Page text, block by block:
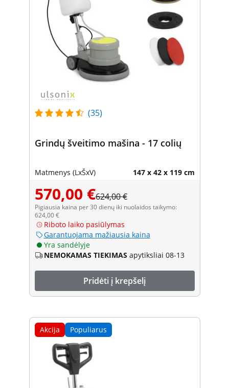
(35)
Grindų šveitimo mašina - 17 colių
Matmenys (LxŠxV) 147 x 42 x 119 cm
570,00 €624,00 €
Pigiausia kaina per 30 dienų iki nuolaidos taikymo:
624,00 €
Riboto laiko pasiūlymas
Garantuojama mažiausia kaina
Yra sandėlyje
NEMOKAMAS TIEKIMAS apytiksliai 08-13
Pridėti į krepšelį
Akcija Populiarus